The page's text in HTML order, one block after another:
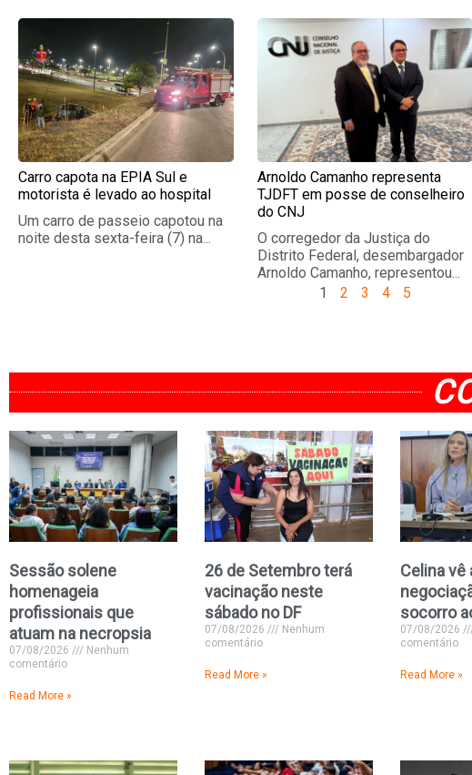
Carro capota na EPIA Sul e
motorista é levado ao hospital
Um carro de passeio capotou na
noite desta sexta-feira (7) na...
Arnoldo Camanho representa
TJDFT em posse de conselheiro
do CNJ
O corregedor da Justiça do
Distrito Federal, desembargador
Arnoldo Camanho, representou...
Page
1 2 3 4
Page
5
Sessão solene
homenageia
profissionais que
atuam na necropsia
07/08/2026
Nenhum
comentário
Read More »
26 de Setembro terá
vacinação neste
sábado no DF
07/08/2026
Nenhum
comentário
Read More »
Celina vê
socorro
07/08/2026
comentário
Read More »